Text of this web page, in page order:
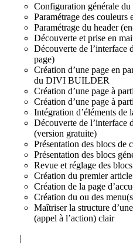
Configuration générale
Paramétrage des
Paramétrage du header
Découverte et prise en
Découverte de
page)
Création d’une page en
du DIVI BUILDER
Création d’une page à
Création d’une page à
Intégration d’éléments de
Découverte de
(version gratuite)
Présentation des blocs de
Présentation des blocs
Revue et réglage des
Création du premier article
Création de la page
Création du ou des
Maîtriser la structure
(appel à l’action) clair
|